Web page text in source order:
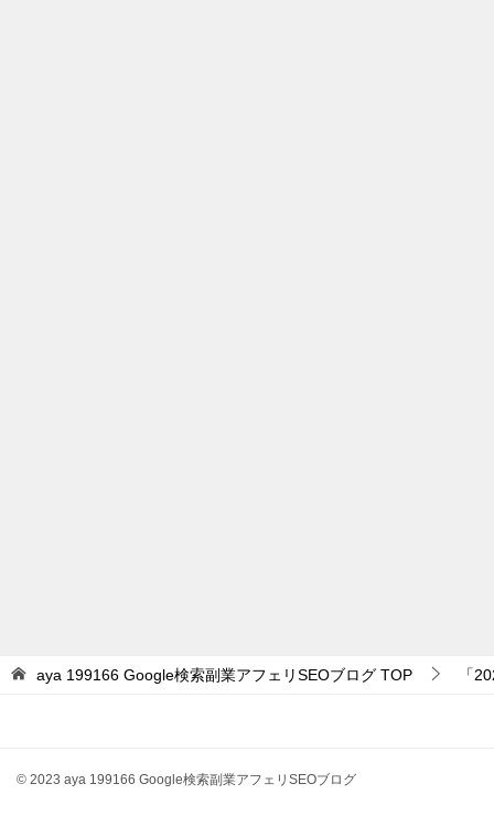
aya 199166 Google検索副業アフェリSEOブログ TOP 「
© 2023 aya 199166 Google検索副業アフェリSEOブログ